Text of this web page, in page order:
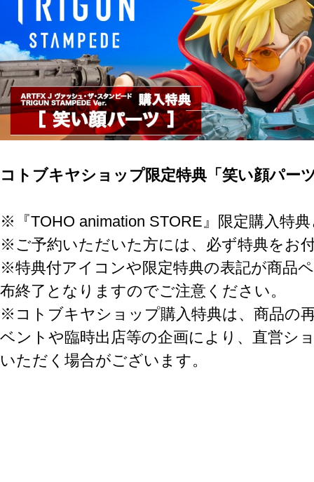
コトブキヤショップ限定特典「笑い顔パー
※『TOHO animation STORE』限定購入特
※ご予約いただいた方には、必ず特典をお
※特典付アイコンや限定特典の表記が商品
布終了となりますのでご注意ください。
※コトブキヤショップ購入特典は、商品の
ベントや臨時出店等の企画により、直営シ
いただく場合がございます。